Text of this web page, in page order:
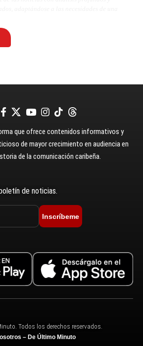
que ofrece contenidos informativos y
de mayor crecimiento en audiencia en
de la comunicación caribeña.
de noticias.
Inscríbeme
Todos los derechos reservados.
– De Último Minuto